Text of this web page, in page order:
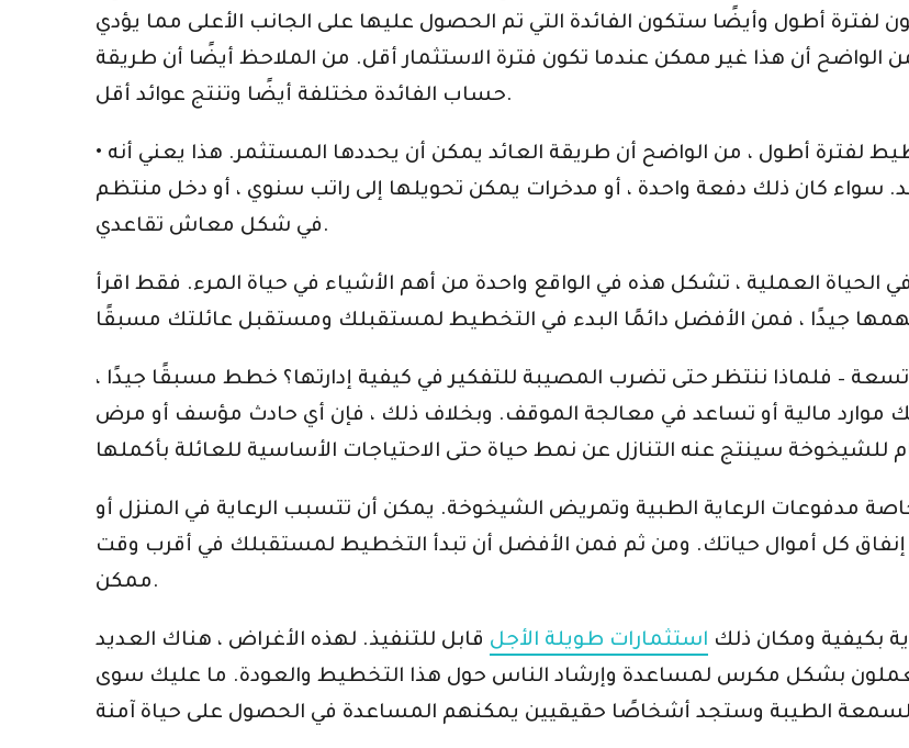
لفترة أطول وأيضًا ستكون الفائدة التي تم الحصول عليها على الجانب الأعلى مما يؤدي
من الواضح أن هذا غير ممكن عندما تكون فترة الاستثمار أقل. من الملاحظ أيضًا أن طريقة
حساب الفائدة مختلفة أيضًا وتنتج عوائد أقل.
• المرونة في اختيار خيارات العودة – عندما يتم التخطيط لفترة أطول ، من الواضح أن طريقة العائد يمكن أن يحددها المستثمر. هذا يعني أنه
سواء كان ذلك دفعة واحدة ، أو مدخرات يمكن تحويلها إلى راتب سنوي ، أو دخل منتظم
في شكل معاش تقاعدي.
الحياة العملية ، تشكل هذه في الواقع واحدة من أهم الأشياء في حياة المرء. فقط اقرأ
– فلماذا ننتظر حتى تضرب المصيبة للتفكير في كيفية إدارتها؟ خطط مسبقًا جيدًا ،
موارد مالية أو تساعد في معالجة الموقف. وبخلاف ذلك ، فإن أي حادث مؤسف أو مرض
مدفوعات الرعاية الطبية وتمريض الشيخوخة. يمكن أن تتسبب الرعاية في المنزل أو
إنفاق كل أموال حياتك. ومن ثم فمن الأفضل أن تبدأ التخطيط لمستقبلك في أقرب وقت
ممكن.
بكيفية ومكان ذلك استثمارات طويلة الأجل قابل للتنفيذ. لهذه الأغراض ، هناك العديد
بشكل مكرس لمساعدة وإرشاد الناس حول هذا التخطيط والعودة. ما عليك سوى